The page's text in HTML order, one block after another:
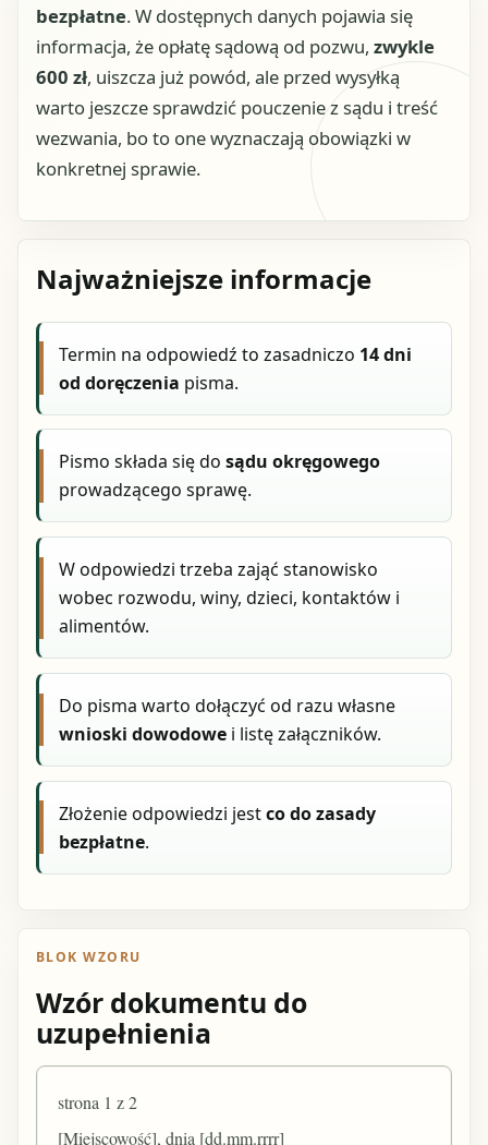
bezpłatne. W dostępnych danych pojawia się
informacja, że opłatę sądową od pozwu, zwykle
600 zł, uiszcza już powód, ale przed wysyłką
warto jeszcze sprawdzić pouczenie z sądu i treść
wezwania, bo to one wyznaczają obowiązki w
konkretnej sprawie.
Najważniejsze informacje
Termin na odpowiedź to zasadniczo 14 dni
od doręczenia pisma.
Pismo składa się dosądu okręgowego
prowadzącego sprawę.
W odpowiedzi trzeba zająć stanowisko
wobec rozwodu, winy, dzieci, kontaktów i
alimentów.
Do pisma warto dołączyć od razu własne
wnioski dowodowe i listę załączników.
Złożenie odpowiedzi jestco do zasady
bezpłatne.
BLOK WZORU
Wzór dokumentu do
uzupełnienia
strona 1 z 2
[Miejscowość], dnia [dd.mm.rrrr]